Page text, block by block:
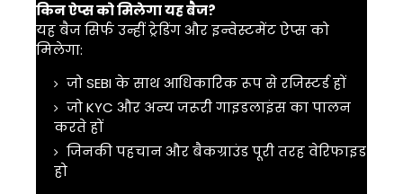
किन ऐप्स को मिलेगा यह बैज?
यह बैज सिर्फ उन्हीं ट्रेडिंग और इन्वेस्टमेंट ऐप्स को
मिलेगा:
जो SEBI के साथ आधिकारिक रूप से रजिस्टर्ड हों
जो KYC और अन्य जरूरी गाइडलाइंस का पालन
करते हों
जिनकी पहचान और बैकग्राउंड पूरी तरह वेरिफाइड
हो